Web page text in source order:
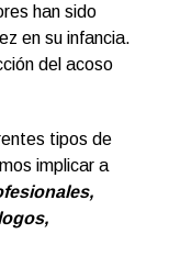
han sido
en su infancia.
del acoso
tipos de
implicar a
,